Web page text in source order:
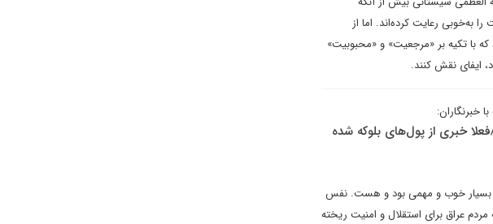
به‌خوبی رعایت کرده‌اند. اما از
با تکیه بر «مرجعیت» و «محبوبیت»
ایفای نقش کنند.
خبرنگاران:
خبری از پول‌های بلوکه شده
بسیار خوب و مهمی بود و هست. نفس
عراق برای استقلال و امنیت ریخته